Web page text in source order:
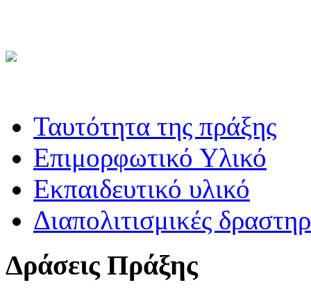
Ταυτότητα της πράξης
Επιμορφωτικό Υλικό
Εκπαιδευτικό υλικό
Διαπολιτισμικές
Δράσεις Πράξης